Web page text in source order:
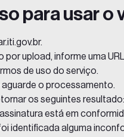
para usar o
.
por upload, informe uma
de uso do serviço.
aguarde o processamento.
os seguintes resultado:
está em
identificada alguma